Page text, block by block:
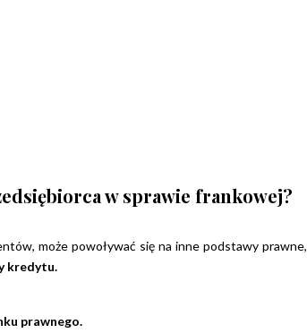
w sprawie frankowej?
może powoływać się na inne podstawy prawne,
kredytu.
prawnego.